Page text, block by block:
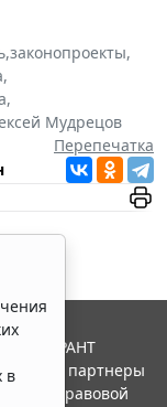
,законопроекты,
,
,
Мудрецов
Перепечатка
в
ГАРАНТ
и ее партнеры
правовой